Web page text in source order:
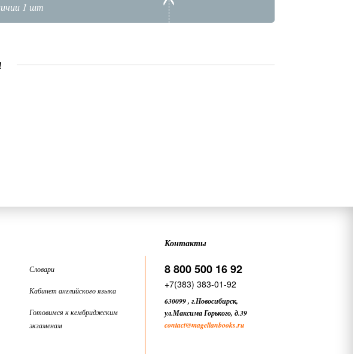
1 шт
Словари
Кабинет английского языка
Готовимся к кембриджским
экзаменам
Контакты
8 800 500 16 92
+7(383) 383-01-92
630099, г.Новосибирск,
ул.Максима Горького, д.39
contact@magellanbooks.ru